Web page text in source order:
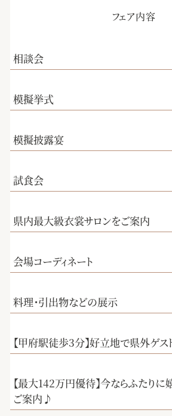
フェア内容
相談会
模擬挙式
模擬披露宴
試食会
県内最大級衣裳サロンをご案内
会場コーディネート
料理・引出物などの展示
【甲府駅徒歩3分】好立地で県外ゲス
【最大142万円優待】今ならふたり
ご案内♪